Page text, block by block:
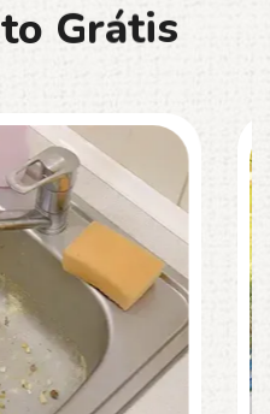
to Grátis